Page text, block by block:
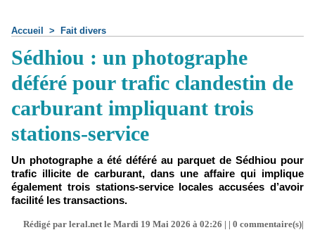
Accueil > Fait divers
Sédhiou : un photographe
déféré pour trafic clandestin de
carburant impliquant trois
stations-service
Un photographe a été déféré au parquet de Sédhiou pour
trafic illicite de carburant, dans une affaire qui implique
également trois stations-service locales accusées d’avoir
facilité les transactions.
Rédigé par leral.net le Mardi 19 Mai 2026 à 02:26 | | 0 commentaire(s)|